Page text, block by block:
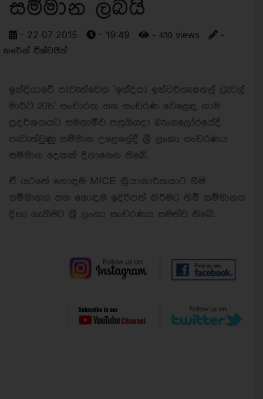
සම්මාන ලබයි
- 22 07 2015 - 19:49 - 439 views
-
නරේන් විශ්වජිත්
ඉන්දියාවේ පැවැත්වෙන 'ඉන්දියා ඉන්ටර්නැෂනල් ට්‍රැවල්
මාර්ට් 2015' සංචාරක සහ සංචරණ වෙළෙඳ නාම
ප්‍රදර්ශනයට සමගාමීව පසුගියදා බැංගලෝරයේදී
පැවැත්වුණු සම්මාන උළෙලේදී ශ්‍රී ලංකා සංචරණය
සම්මාන දෙකක් දිනාගෙන තිබේ.
ඒ යටතේ හොඳම MICE ක්‍රියාකාරිකයාට හිමි
සම්මානය සහ හොඳම ඉදිරිපත් කිරීමට හිමි සම්මානය
දිනා ගැනීමට ශ්‍රී ලංකා සංචරණය සමත්ව තිබේ.